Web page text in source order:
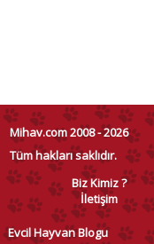
Mihav.com 2008 - 2026
Tüm hakları saklıdır.
Biz Kimiz ?
İletişim
Evcil Hayvan Blogu